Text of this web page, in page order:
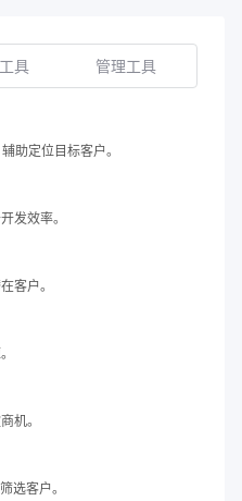
具 管理工具
助定位目标客户。
发效率。
客户。
机。
选客户。